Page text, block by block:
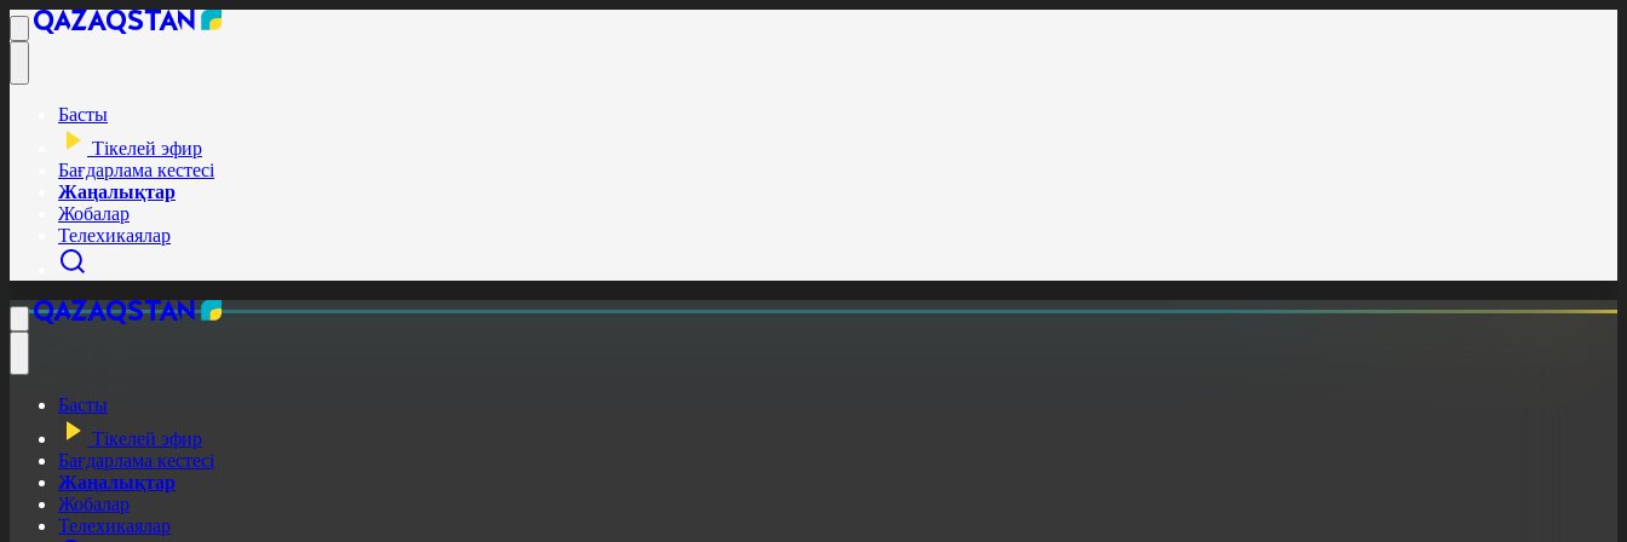
Басты
Тікелей эфир
Бағдарлама кестесі
Жаңалықтар
Жобалар
Телехикаялар
Басты
Тікелей эфир
Бағдарлама кестесі
Жаңалықтар
Жобалар
Телехикаялар